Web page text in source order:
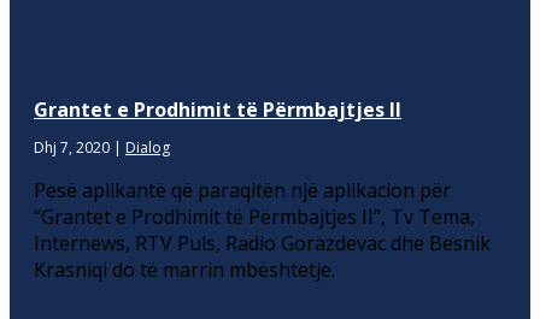
Grantet e Prodhimit të Përmbajtjes II
Dhj 7, 2020 | Dialog
Pesë aplikantë që paraqitën një aplikacion për
“Grantet e Prodhimit të Përmbajtjes II”, Tv Tema,
Internews, RTV Puls, Radio Gorazdevac dhe Besnik
Krasniqi do të marrin mbështetje.